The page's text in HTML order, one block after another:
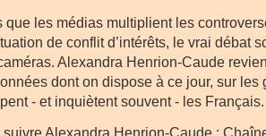
que les médias multiplient les
de conflit d’intérêts, le vrai débat
Alexandra Henrion-Caude
dont on dispose à ce jour, sur les
- et inquiètent souvent - les Français.
suivre Alexandra Henrion-Caude :